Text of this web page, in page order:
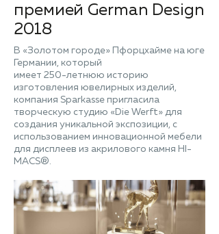
премией German Design
2018
В «Золотом городе» Пфорцхайме на юге
Германии, который
имеет 250-летнюю историю
изготовления ювелирных изделий,
компания Sparkasse пригласила
творческую студию «Die Werft» для
создания уникальной экспозиции, с
использованием инновационной мебели
для дисплеев из акрилового камня HI-
MACS®.